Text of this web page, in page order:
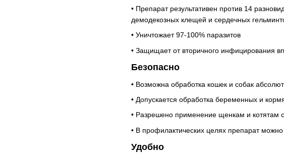
• Препарат результативен против 14
демодекозных клещей и сердечных
• Уничтожает 97-100% паразитов
• Защищает от вторичного инфицирования
Безопасно
• Возможна обработка кошек и собак
• Допускается обработка беременных и
• Разрешено применение щенкам и котятам
• В профилактических целях препарат
Удобно